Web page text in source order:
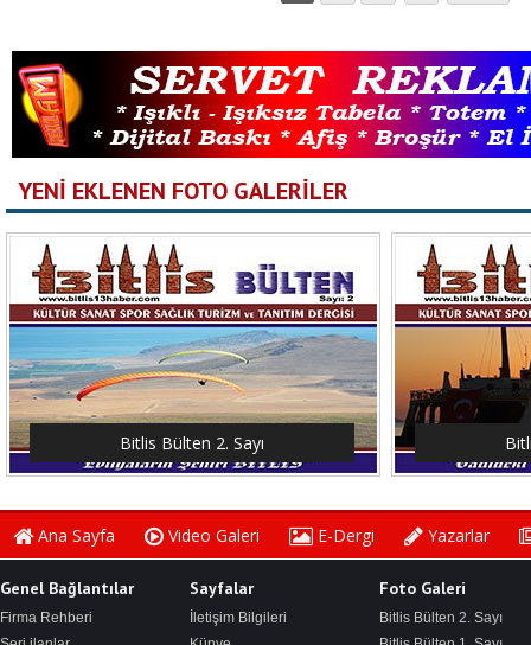
YENİ EKLENEN FOTO GALERİLER
Bitlis Bülten 2. Sayı
Ana Sayfa Video Galeri E-Dergi Yazarlar
Genel Bağlantılar
Firma Rehberi
Sayfalar
İletişim Bilgileri
Foto Galeri
Bitlis Bülten 2. Sayı